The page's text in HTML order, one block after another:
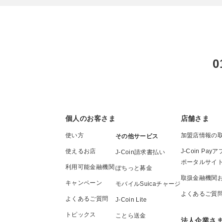
個人のお客さま
使い方
使えるお店
利用可能金融機関
キャンペーン
よくあるご質問
トピックス
その他サービス
J-Coin請求書払い
ぽちっと募金
モバイルSuicaチャージ
J-Coin Lite
ことら送金
店舗さま
加盟店情報の
J-Coin Payア
ポータルサイ
取扱金融機関
よくあるご質